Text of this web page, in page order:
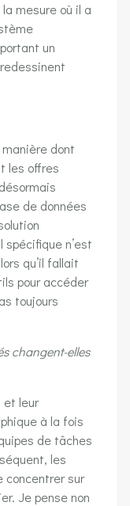
mesure où il a
un
dont
les offres
de données
spécifique n’est
qu’il fallait
pour accéder
toujours
changent-elles
et leur
à la fois
de tâches
les
concentrer sur
Je pense non